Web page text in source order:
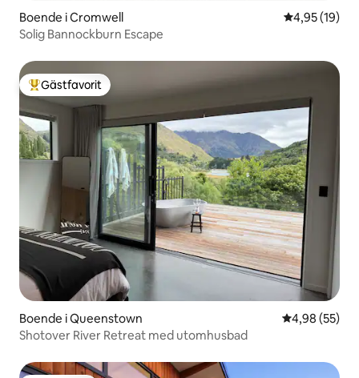
Boende i Cromwell 4,95 av 5 i
4,95 (19)
Solig Bannockburn Escape
Populär gästfavorit
Gästfavorit
Boende i Queenstown 4,98 av 5 i
4,98 (55)
Shotover River Retreat med utomhusbad